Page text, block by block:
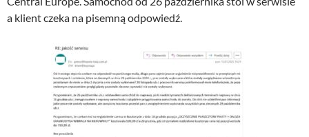
a klient czeka na pisemną odpowiedź.